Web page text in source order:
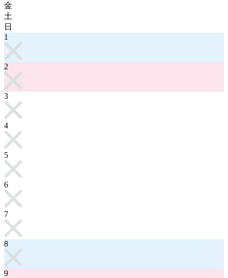
金
土
日
1
2
3
4
5
6
7
8
9